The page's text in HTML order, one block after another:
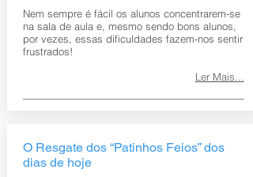
Nem sempre é fácil os alunos concentrarem-se
na sala de aula e, mesmo sendo bons alunos,
por vezes, essas dificuldades fazem-nos sentir
frustrados!
Ler Mais...
O Resgate dos “Patinhos Feios” dos
dias de hoje